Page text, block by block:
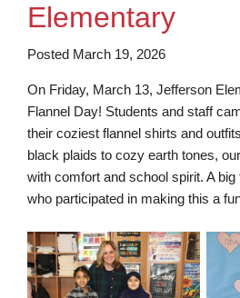
Elementary
Posted March 19, 2026
On Friday, March 13, Jefferson
Flannel Day! Students and staff
their coziest flannel shirts and
black plaids to cozy earth tones,
with comfort and school spirit. A
who participated in making this a